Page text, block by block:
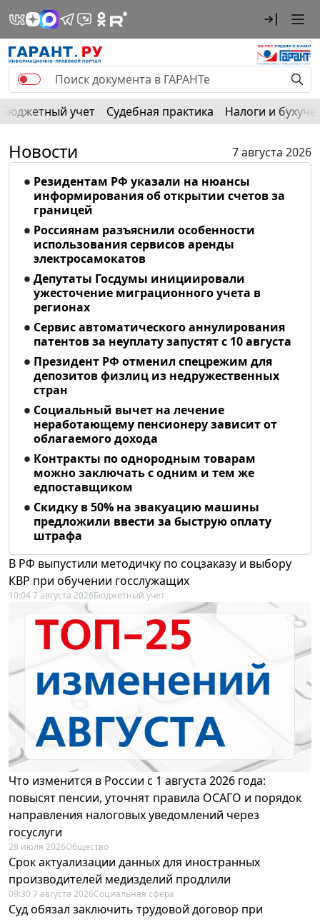
Бюджетный учет Судебная практика Налоги и
Новости
7 августа 2026
Резидентам РФ указали на нюансы
информирования об открытии счетов за
границей
Россиянам разъяснили особенности
использования сервисов аренды
электросамокатов
Депутаты Госдумы инициировали
ужесточение миграционного учета в
регионах
Сервис автоматического аннулирования
патентов за неуплату запустят с 10 августа
Президент РФ отменил спецрежим для
депозитов физлиц из недружественных
стран
Социальный вычет на лечение
неработающему пенсионеру зависит от
облагаемого дохода
Контракты по однородным товарам
можно заключать с одним и тем же
едпоставщиком
Скидку в 50% на эвакуацию машины
предложили ввести за быструю оплату
штрафа
В РФ выпустили методичку по соцзаказу и выбору
КВР при обучении госслужащих
10:04 7 августа 2026Бюджетный учет
Что изменится в России с 1 августа 2026 года:
повысят пенсии, уточнят правила ОСАГО и порядок
направления налоговых уведомлений через
госуслуги
28 июля 2026Общество
Срок актуализации данных для иностранных
производителей медизделий продлили
09:30 7 августа 2026Социальная сфера
Суд обязал заключить трудовой договор при